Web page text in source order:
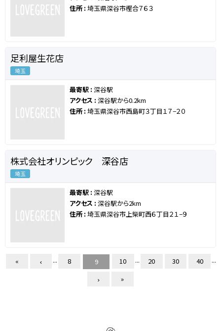
住所 : 埼玉県深谷市樫合７６３
足利屋生花店
埼玉
最寄駅 : 深谷駅
アクセス : 深谷駅から0.2km
住所 : 埼玉県深谷市西島町３丁目１７−２０
株式会社オリンピック 深谷店
埼玉
最寄駅 : 深谷駅
アクセス : 深谷駅から2km
住所 : 埼玉県深谷市上柴町西６丁目２１−９
« ... 8 9 10 ... 20 30 40
...
»